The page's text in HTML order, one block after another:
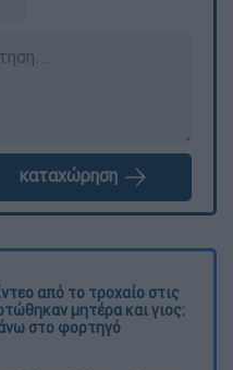
καταχώρηση
από το τροχαίο στις
μητέρα και γιος:
στο φορτηγό